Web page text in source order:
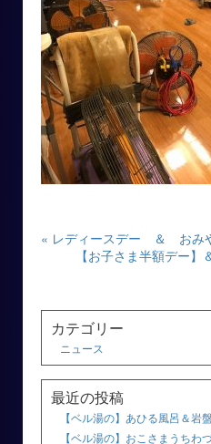
« レディースデー ＆ おみ
【お子さま半額デー
カテゴリー
ニュース
最近の投稿
【ベル湯の】あひる風呂＆岩
【ベル湯の】おこさまうちわ